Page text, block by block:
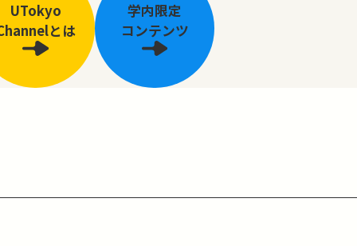
UTokyo
とは
学内限定
コンテンツ